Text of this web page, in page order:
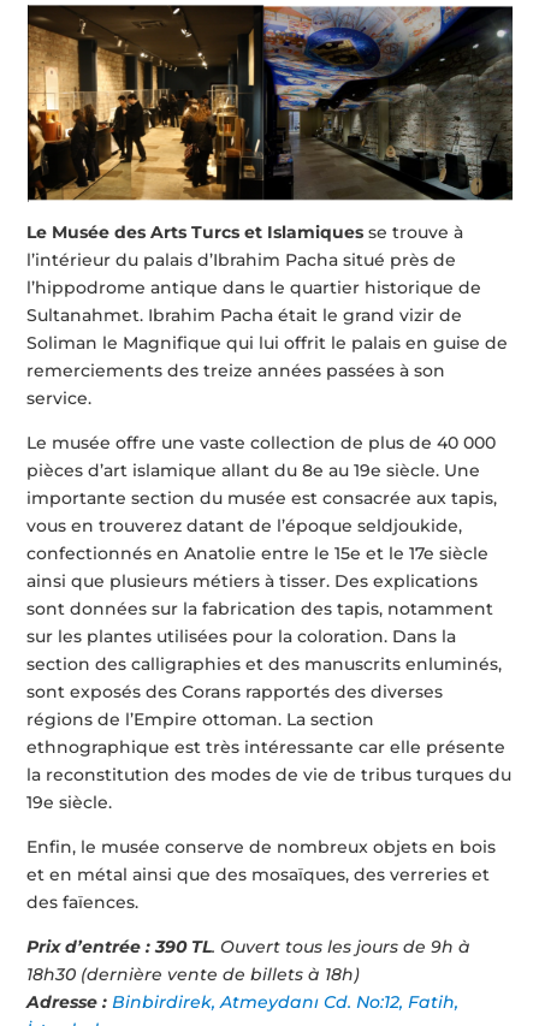
Le Musée des Arts Turcs et Islamiques se trouve à
l’intérieur du palais d’Ibrahim Pacha situé près de
l’hippodrome antique dans le quartier historique de
Sultanahmet. Ibrahim Pacha était le grand vizir de
Soliman le Magnifique qui lui offrit le palais en guise de
remerciements des treize années passées à son
service.
Le musée offre une vaste collection de plus de 40 000
pièces d’art islamique allant du 8e au 19e siècle. Une
importante section du musée est consacrée aux tapis,
vous en trouverez datant de l’époque seldjoukide,
confectionnés en Anatolie entre le 15e et le 17e siècle
ainsi que plusieurs métiers à tisser. Des explications
sont données sur la fabrication des tapis, notamment
sur les plantes utilisées pour la coloration. Dans la
section des calligraphies et des manuscrits enluminés,
sont exposés des Corans rapportés des diverses
régions de l’Empire ottoman. La section
ethnographique est très intéressante car elle présente
la reconstitution des modes de vie de tribus turques du
19e siècle.
Enfin, le musée conserve de nombreux objets en bois
et en métal ainsi que des mosaïques, des verreries et
des faïences.
Prix d’entrée : 390 TL. Ouvert tous les jours de 9h à
18h30 (dernière vente de billets à 18h)
Adresse :Binbirdirek, Atmeydanı Cd. No:12, Fatih,